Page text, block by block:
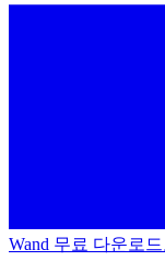
Wand 무료 다운로드